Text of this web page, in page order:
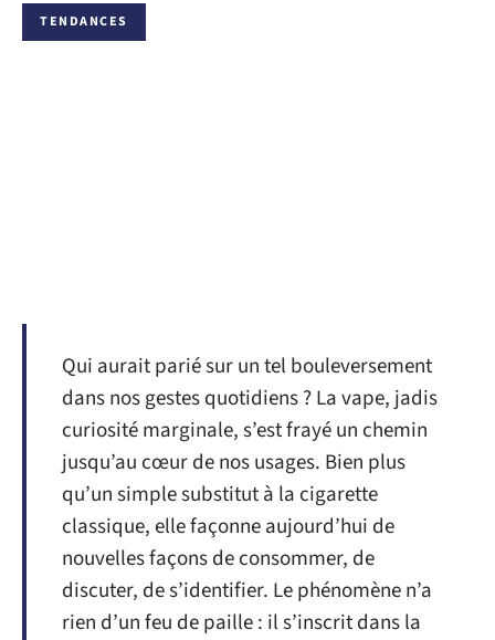
TENDANCES
Qui aurait parié sur un tel bouleversement
dans nos gestes quotidiens ? La vape, jadis
curiosité marginale, s’est frayé un chemin
jusqu’au cœur de nos usages. Bien plus
qu’un simple substitut à la cigarette
classique, elle façonne aujourd’hui de
nouvelles façons de consommer, de
discuter, de s’identifier. Le phénomène n’a
rien d’un feu de paille : il s’inscrit dans la